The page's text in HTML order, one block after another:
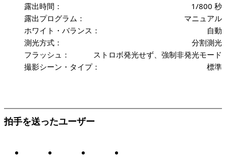
露出時間：
1/800 秒
露出プログラム：
マニュアル
ホワイト・バランス：
自動
測光方式：
分割測光
フラッシュ：
ストロボ発光せず、強制非発光モード
撮影シーン・タイプ：
標準
拍手を送ったユーザー